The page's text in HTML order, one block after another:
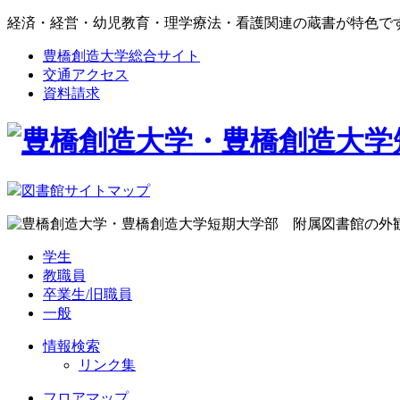
経済・経営・幼児教育・理学療法・看護関連の蔵書が特色で
豊橋創造大学総合サイト
交通アクセス
資料請求
図書館サイトマップ
学生
教職員
卒業生/旧職員
一般
情報検索
リンク集